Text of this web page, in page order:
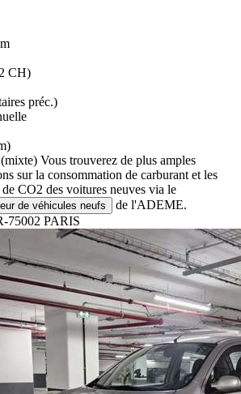
CH)
préc.)
Vous trouverez de plus amples
sur la consommation de carburant et les
de CO2 des voitures neuves via le
de véhicules neufs
de l'ADEME.
75002 PARIS